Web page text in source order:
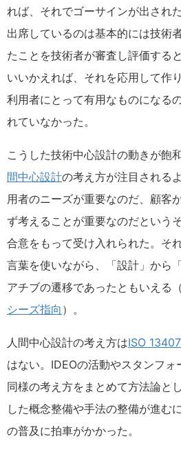
れば、それでゴーサインが出され
出席しているのは基本的には技術
たことを技術者が審査し評価する
いいかえれば、それを応用して作
利用者にとって有用なものになる
れていなかった。
こうした技術中心設計の動きが飽
間中心設計の考え方が注目される
用者のニーズが重要なのだ、顧客
ず考えることが重要なのだという
合意をもって受け入れられた。そ
言葉を使いながら、「設計」から
アチブの遷移であったともいえる
シーズ指向 ）。
人間中心設計の考え方はISO 13407
はない。IDEOの活動やスタンフ
同様の考え方をまとめて方法論と
した概念整備や手法の整備が進む
の普及に拍車がかかった。